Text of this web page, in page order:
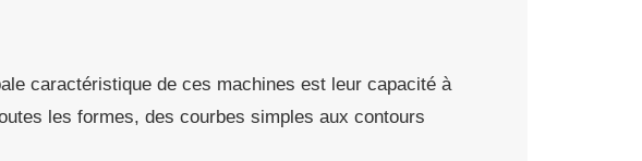
caractéristique de ces machines est leur capacité à
les formes, des courbes simples aux contours